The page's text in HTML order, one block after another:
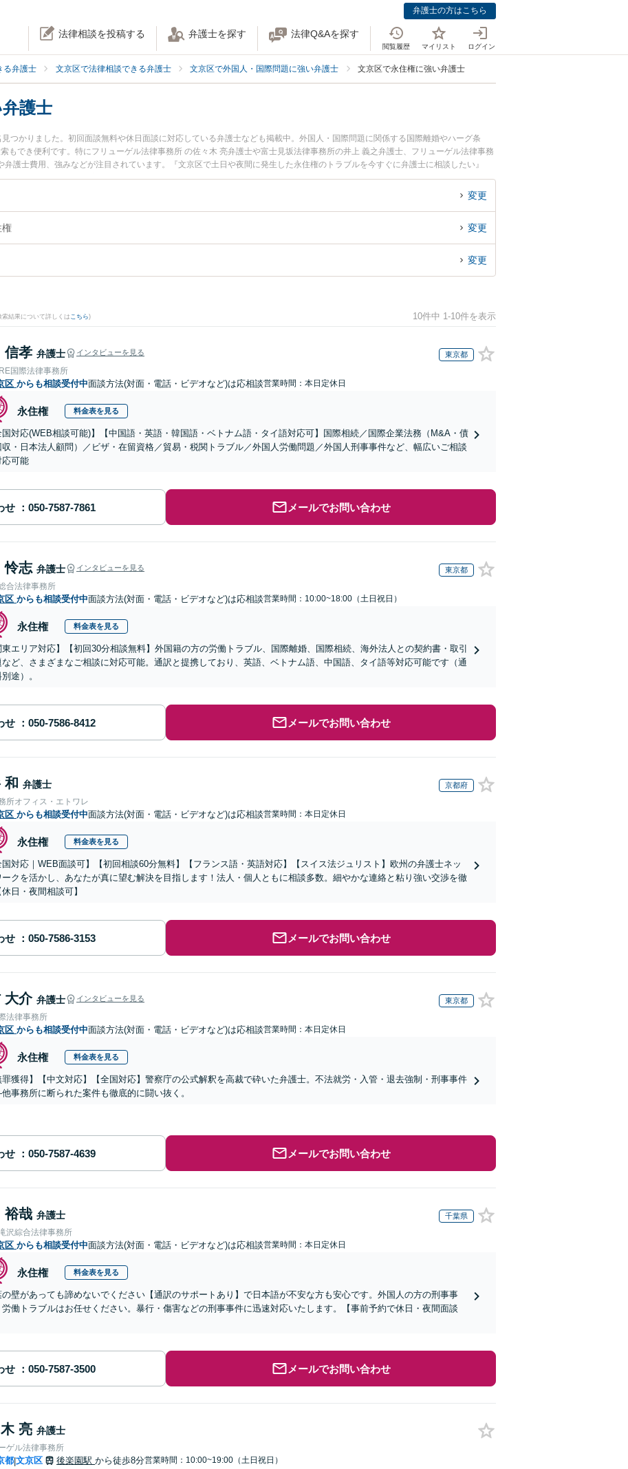
弁護士の方はこちら
法律相談を投稿する 弁護士を探す 法律Q&Aを探す
閲覧履歴 マイリスト ログイン
る弁護士 文京区で法律相談できる弁護士 文京区で外国人・国際問題に強い弁護士 文京区で永住権に強い弁護士
護士
つかりました。初回面談無料や休日面談に対応している弁護士なども掲載中。外国人・国際問題に関係する国際離婚やハーグ条
もでき便利です。特にフリューゲル法律事務所 の佐々木 亮弁護士や富士見坂法律事務所の井上 義之弁護士、フリューゲル法律事務
護士費用、強みなどが注目されています。『文京区で土日や夜間に発生した永住権のトラブルを今すぐに弁護士に相談したい』
護士を検索したい』『初回相談無料で永住権を法律相談できる文京区内の弁護士に相談予約したい』などでお困りの相談者さんにお
変更
権 変更
変更
索結果について詳しくは こちら) 10件中 1-10件を表示
信孝 弁護士 インタビューを見る 東京都
国際法律事務所
区 からも相談受付中面談方法(対面・電話・ビデオなど)は応相談営業時間：本日定休日
永住権 料金表を見る
国対応(WEB相談可能)】【中国語・英語・韓国語・ベトナム語・タイ語対応可】国際相続／国際企業法務（M&A・債
収・日本法人顧問）／ビザ・在留資格／貿易・税関トラブル／外国人労働問題／外国人刑事事件など、幅広いご相談
応可能
せ メールでお問い合わせ
怜志 弁護士 インタビューを見る 東京都
合法律事務所
区 からも相談受付中面談方法(対面・電話・ビデオなど)は応相談営業時間：10:00~18:00（土日祝日）
永住権 料金表を見る
東エリア対応】【初回30分相談無料】外国籍の方の労働トラブル、国際離婚、国際相続、海外法人との契約書・取引
など、さまざまなご相談に対応可能。通訳と提携しており、英語、ベトナム語、中国語、タイ語等対応可能です（通
途）。
せ メールでお問い合わせ
和 弁護士 京都府
所オフィス・エトワレ
区 からも相談受付中面談方法(対面・電話・ビデオなど)は応相談営業時間：本日定休日
永住権 料金表を見る
国対応｜WEB面談可】【初回相談60分無料】【フランス語・英語対応】【スイス法ジュリスト】欧州の弁護士ネッ
ークを活かし、あなたが真に望む解決を目指します！法人・個人ともに相談多数。細やかな連絡と粘り強い交渉を徹
日・夜間相談可】
せ メールでお問い合わせ
大介 弁護士 インタビューを見る 東京都
法律事務所
区 からも相談受付中面談方法(対面・電話・ビデオなど)は応相談営業時間：本日定休日
永住権 料金表を見る
罪獲得】【中文対応】【全国対応】警察庁の公式解釈を高裁で砕いた弁護士。不法就労・入管・退去強制・刑事事件
事務所に断られた案件も徹底的に闘い抜く。
せ メールでお問い合わせ
裕哉 弁護士 千葉県
沢綜合法律事務所
区 からも相談受付中面談方法(対面・電話・ビデオなど)は応相談営業時間：本日定休日
永住権 料金表を見る
の壁があっても諦めないでください【通訳のサポートあり】で日本語が不安な方も安心です。外国人の方の刑事事
労働トラブルはお任せください。暴行・傷害などの刑事事件に迅速対応いたします。【事前予約で休日・夜間面談
せ メールでお問い合わせ
亮 弁護士
ゲル法律事務所
都|文京区 後楽園駅 から徒歩8分営業時間：10:00~19:00（土日祝日）